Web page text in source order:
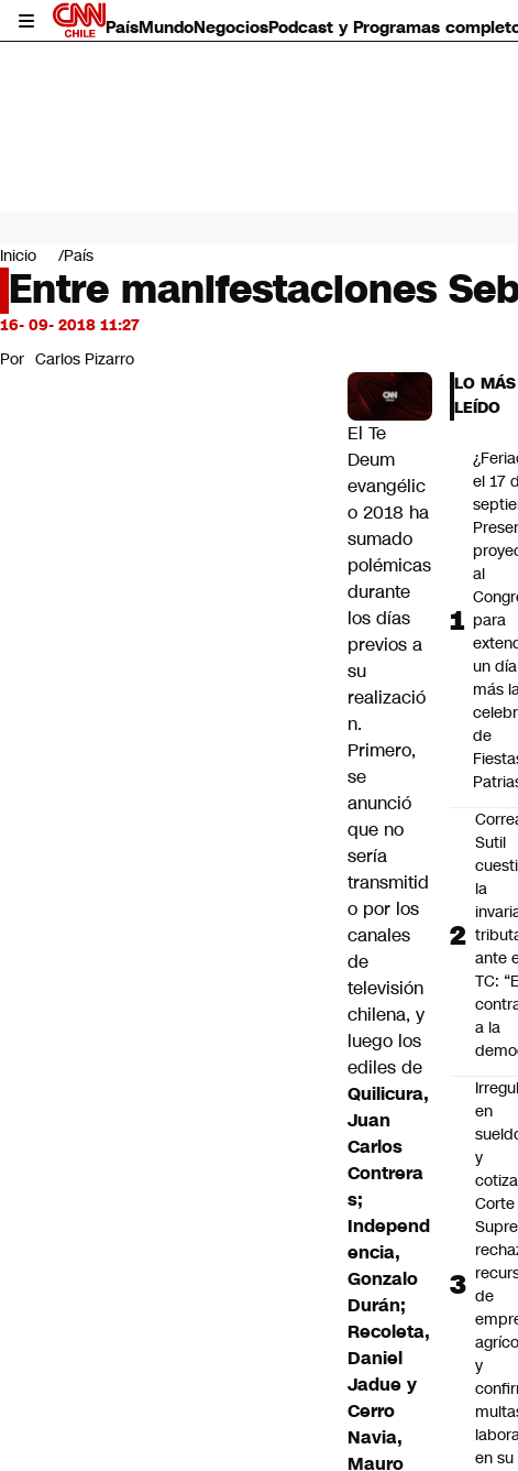
PaísMundoNegociosPodcast y Programas
Mundo
Negocios
Deportes
Programas completos
Servicios
Inicio País
Entre manifestaciones
16- 09- 2018 11:27
Por Carlos Pizarro
El Te
Deum
evangélic
o 2018 ha
sumado
polémicas
durante
los días
previos a
su
realizació
n.
Primero,
se
anunció
que no
sería
transmitid
o por los
canales
de
televisión
chilena, y
luego los
ediles de
Quilicura,
Juan
Carlos
Contrera
s;
Independ
encia,
Gonzalo
Durán;
Recoleta,
Daniel
Jadue y
Cerro
Navia,
Mauro
LO MÁS
LEÍDO
el 17
al
para
un día
más
de
Sutil
la
ante
TC:
a la
en
y
Corte
de
y
en su